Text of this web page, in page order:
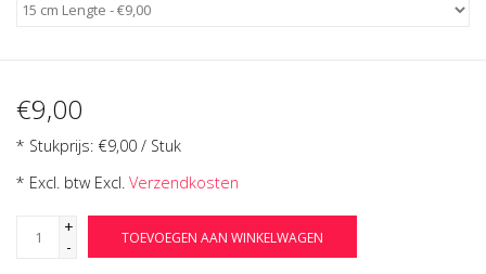
€9,00
* Stukprijs: €9,00 / Stuk
* Excl. btw Excl. Verzendkosten
+
-
TOEVOEGEN AAN WINKELWAGEN